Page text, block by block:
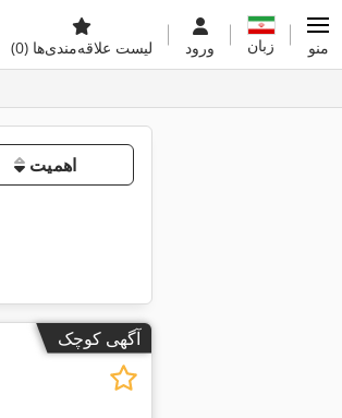
لیست علاقه‌مندی‌ها (0) ورود زبان منو
اهمیت
آگهی کوچک